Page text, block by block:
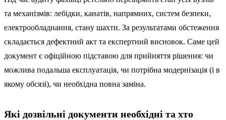
та механізмів: лебідки, канатів, напрямних, систем безпеки,
електрообладнання, стану шахти. За результатами обстеження
складається дефектний акт та експертний висновок. Саме цей
документ є офіційною підставою для прийняття рішення: чи
можлива подальша експлуатація, чи потрібна модернізація (і в
якому обсязі), чи необхідна повна заміна.
Які дозвільні документи необхідні та хто